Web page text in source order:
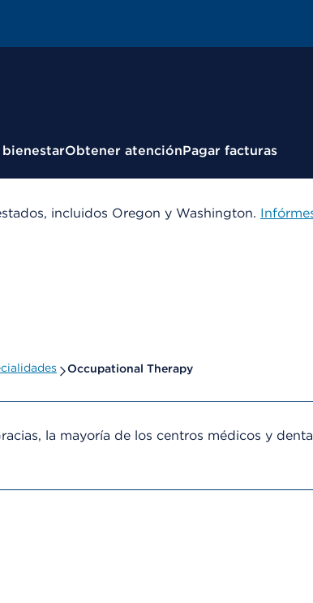
bienestarObtener atenciónPagar facturas
incluidos Oregon y Washington.
Occupational Therapy
la mayoría de los centros médicos y